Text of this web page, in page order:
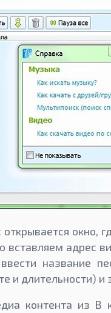
открывается
вставляем адрес
название
и длительности)
контента из В